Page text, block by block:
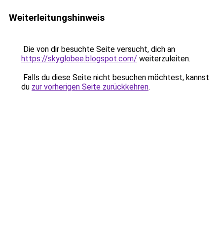
Weiterleitungshinweis
Die von dir besuchte Seite versucht, dich an
https://skyglobee.blogspot.com/ weiterzuleiten.
Falls du diese Seite nicht besuchen möchtest, kannst
du zur vorherigen Seite zurückkehren.